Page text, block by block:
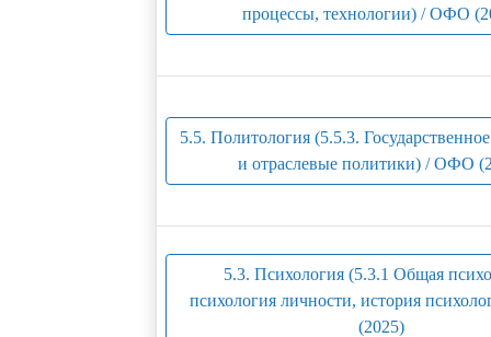
процессы, технологии) / ОФО
5.5. Политология (5.5.3.
и отраслевые политики) / ОФО
5.3. Психология (5.3.1 Общая
психология личности, история
(2025)